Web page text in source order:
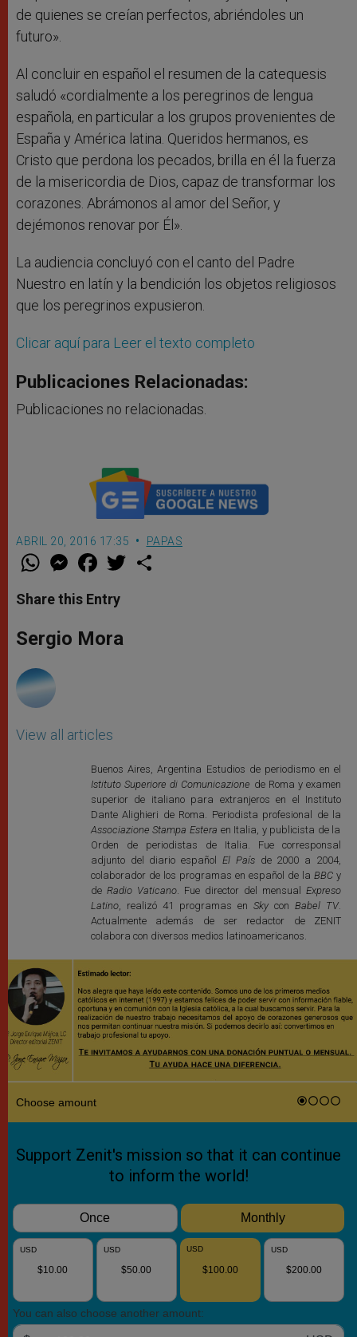
de quienes se creían perfectos, abriéndoles un
futuro».
Al concluir en español el resumen de la catequesis
saludó «cordialmente a los peregrinos de lengua
española, en particular a los grupos provenientes de
España y América latina. Queridos hermanos, es
Cristo que perdona los pecados, brilla en él la fuerza
de la misericordia de Dios, capaz de transformar los
corazones. Abrámonos al amor del Señor, y
dejémonos renovar por Él».
La audiencia concluyó con el canto del Padre
Nuestro en latín y la bendición los objetos religiosos
que los peregrinos expusieron.
Clicar aquí para Leer el texto completo
Publicaciones Relacionadas:
Publicaciones no relacionadas.
ABRIL 20, 2016 17:35 PAPAS
W
t
s
p
p
M
e
s
e
g
e
F
a
e
b
o
k
w
Share this Entry
Sergio Mora
View all articles
Buenos Aires, Argentina Estudios de periodismo en el
Istituto Superiore di Comunicazione de Roma y examen
superior de italiano para extranjeros en el Instituto
Dante Alighieri de Roma. Periodista profesional de la
Associazione Stampa Estera en Italia, y publicista de la
Orden de periodistas de Italia. Fue corresponsal
adjunto del diario españolEl Paísde 2000 a 2004,
colaborador de los programas en español de la BBCy
de Radio Vaticano. Fue director del mensualExpreso
Latino, realizó 41 programas en Skycon Babel TV
Actualmente además de ser redactor de ZENIT
colabora con diversos medios latinoamericanos.